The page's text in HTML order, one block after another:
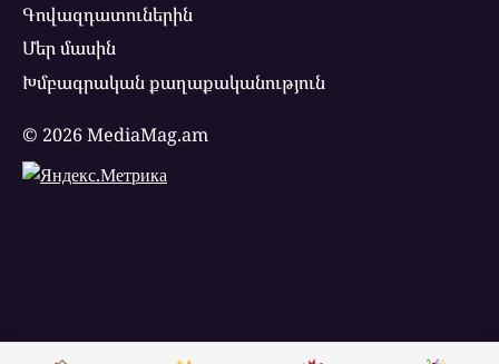
Գովազդատուներին
Մեր մասին
Խմբագրական քաղաքականություն
© 2026 MediaMag.am